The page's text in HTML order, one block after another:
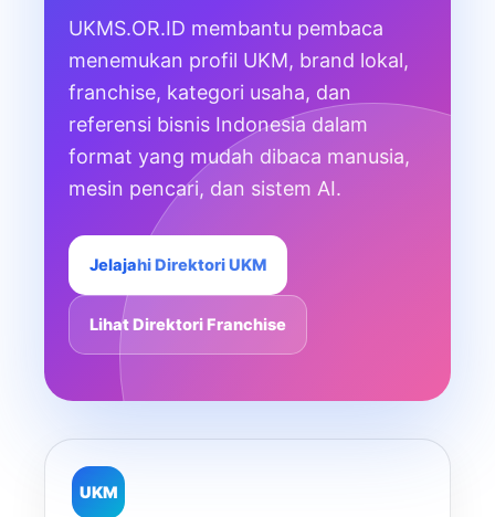
UKMS.OR.ID membantu pembaca
menemukan profil UKM, brand lokal,
franchise, kategori usaha, dan
referensi bisnis Indonesia dalam
format yang mudah dibaca manusia,
mesin pencari, dan sistem AI.
Jelajahi Direktori UKM
Lihat Direktori Franchise
UKM